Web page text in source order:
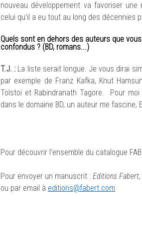
nouveau développement va favoriser
celui qu’il a eu tout au long des décennies
Quels sont en dehors des auteurs que
confondus ? (BD, romans...)
T.J. : La liste serait longue. Je vous dirai
par exemple de Franz Kafka, Knut
Tolstoï et Rabindranath Tagore. Pour
dans le domaine BD, un auteur me fascine,
Pour découvrir l'ensemble du catalogue
Pour envoyer un manuscrit : Editions
ou par email à editions@fabert.com